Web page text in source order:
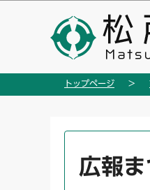
の
トップページ
広報